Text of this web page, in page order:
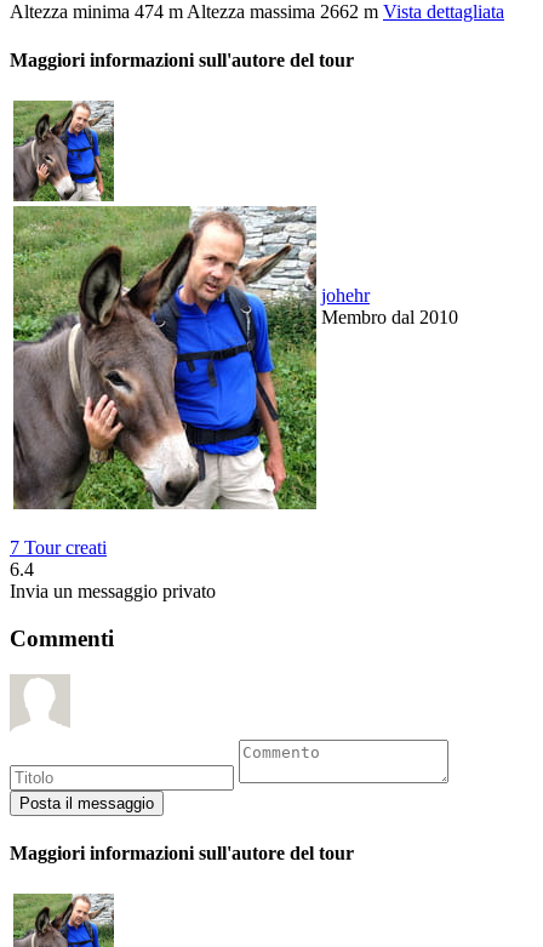
Altezza minima 474 m Altezza massima 2662 m Vista dettagliata
Maggiori informazioni sull'autore del tour
johehr
Membro dal 2010
7 Tour creati
6.4
Invia un messaggio privato
Commenti
Maggiori informazioni sull'autore del tour